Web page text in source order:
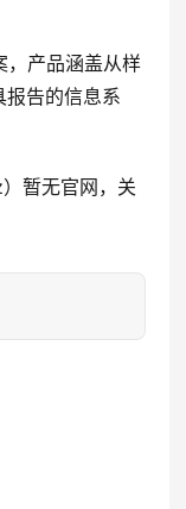
，产品涵盖从样
告的信息系
暂无官网，关